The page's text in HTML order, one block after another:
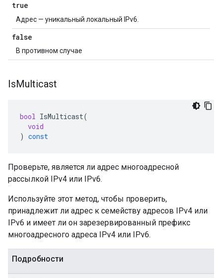
true
Адрес — уникальный локальный IPv6.
false
В противном случае
IsMulticast
bool IsMulticast(
void
) const
Проверьте, является ли адрес многоадресной
рассылкой IPv4 или IPv6.
Используйте этот метод, чтобы проверить,
принадлежит ли адрес к семейству адресов IPv4 или
IPv6 и имеет ли он зарезервированный префикс
многоадресного адреса IPv4 или IPv6.
Подробности